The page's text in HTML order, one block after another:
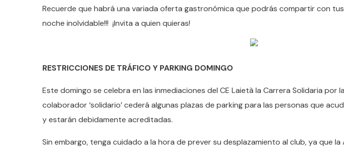
Recuerde que habrá una variada oferta gastronómica que podrás compartir con tus
noche inolvidable!!! ¡Invita a quien quieras!
RESTRICCIONES DE TRÁFICO Y PARKING DOMINGO
Este domingo se celebra en las inmediaciones del CE Laietà la Carrera Solidaria por
colaborador ‘solidario’ cederá algunas plazas de parking para las personas que
y estarán debidamente acreditadas.
Sin embargo, tenga cuidado a la hora de prever su desplazamiento al club, ya que la